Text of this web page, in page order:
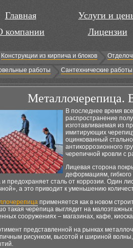
Главная
компании
Услуги и
Лицензии
Конструкции из кирпича и блоков
работы Сантехнические работы
Металлочерепица.
В последнее время
распространение
изготавливаемая из
имитирующих
оцинкованный
антикоррозионного
черепичной кровли с
Лицевая сторона
деформациям,
и предохраняет сталь от коррозии. Один
а это приводит к уменьшению
применяется как в новом
такая черепица выглядит на
сооружениях – магазинах, кафе,
представленной на рынках
рисунком, высотой и шириной